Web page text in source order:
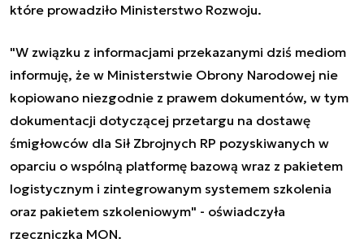
które prowadziło Ministerstwo Rozwoju.
"W związku z informacjami przekazanymi dziś mediom
informuję, że w Ministerstwie Obrony Narodowej nie
kopiowano niezgodnie z prawem dokumentów, w tym
dokumentacji dotyczącej przetargu na dostawę
śmigłowców dla Sił Zbrojnych RP pozyskiwanych w
oparciu o wspólną platformę bazową wraz z pakietem
logistycznym i zintegrowanym systemem szkolenia
oraz pakietem szkoleniowym" - oświadczyła
rzeczniczka MON.